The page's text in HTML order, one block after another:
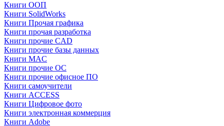
Книги ООП
Книги SolidWorks
Книги Прочая графика
Книги прочая разработка
Книги прочие CAD
Книги прочие базы данных
Книги MAC
Книги прочие ОС
Книги прочие офисное ПО
Книги самоучители
Книги ACCESS
Книги Цифровое фото
Книги электронная коммерция
Книги Adobe